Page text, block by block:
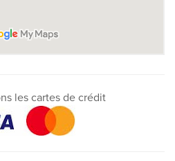
les cartes de crédit